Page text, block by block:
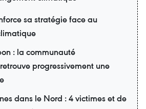
sa stratégie face au
: la communauté
progressivement une
dans le Nord : 4 victimes et de